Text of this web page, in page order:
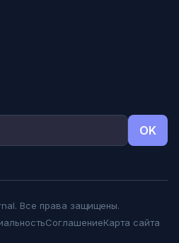
OK
Все права защищены.
СоглашениеКарта сайта